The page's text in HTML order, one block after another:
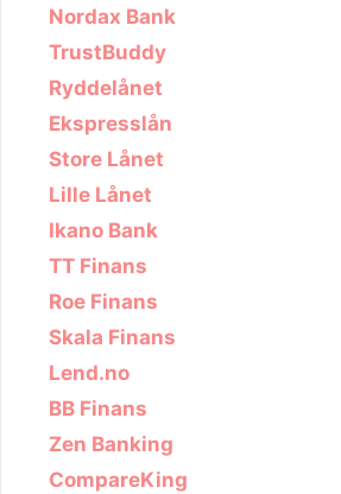
Nordax Bank
TrustBuddy
Ryddelånet
Ekspresslån
Store Lånet
Lille Lånet
Ikano Bank
TT Finans
Roe Finans
Skala Finans
Lend.no
BB Finans
Zen Banking
CompareKing